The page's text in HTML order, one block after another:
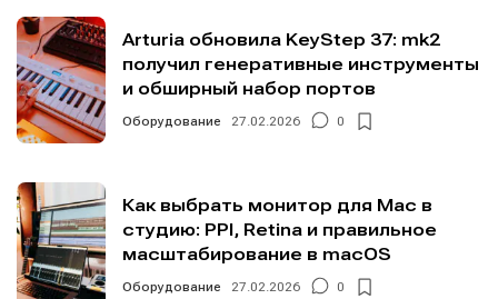
Arturia обновила KeyStep 37: mk2
получил генеративные инструменты
и обширный набор портов
Оборудование 27.02.2026 0
Как выбрать монитор для Mac в
студию: PPI, Retina и правильное
масштабирование в macOS
Оборудование 27.02.2026 0